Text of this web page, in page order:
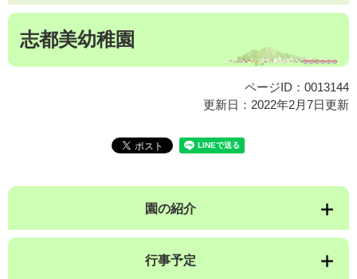
文
本
志都美幼稚園
ページID：0013144
更新日：2022年2月7日更新
園の紹介
行事予定